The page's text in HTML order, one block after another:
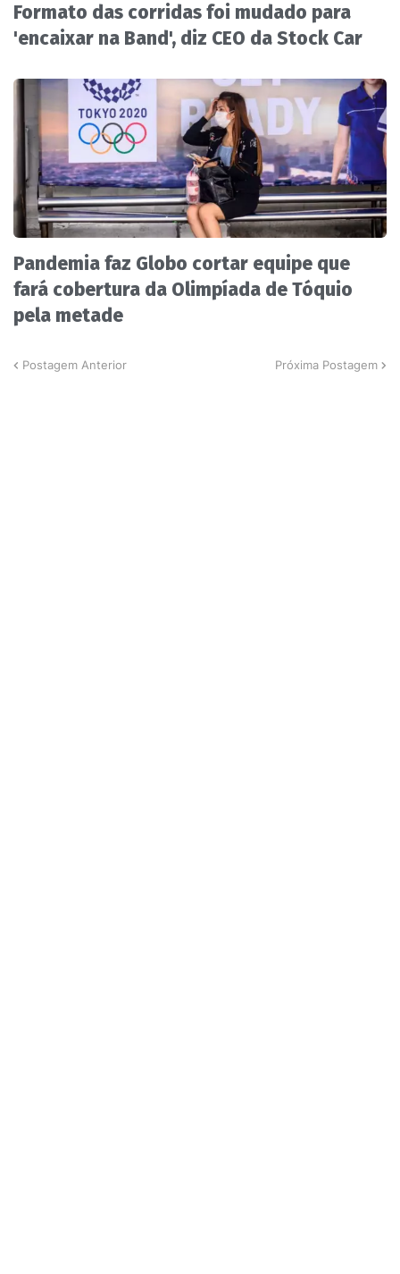
Formato das corridas foi mudado para
'encaixar na Band', diz CEO da Stock Car
Pandemia faz Globo cortar equipe que
fará cobertura da Olimpíada de Tóquio
pela metade
Postagem Anterior Próxima Postagem